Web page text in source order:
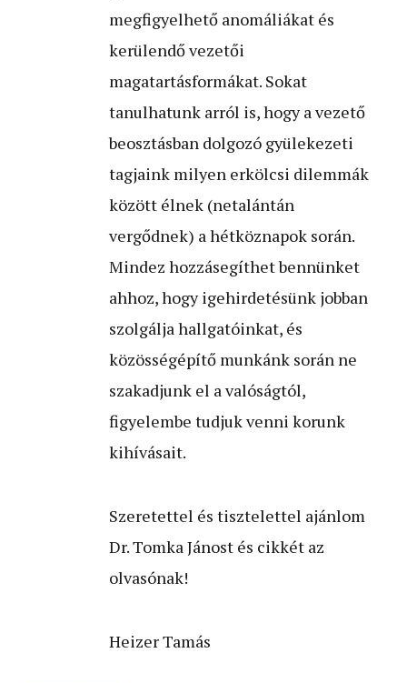
megfigyelhető anomáliákat és
kerülendő vezetői
magatartásformákat. Sokat
tanulhatunk arról is, hogy a vezető
beosztásban dolgozó gyülekezeti
tagjaink milyen erkölcsi dilemmák
között élnek (netalántán
vergődnek) a hétköznapok során.
Mindez hozzásegíthet bennünket
ahhoz, hogy igehirdetésünk jobban
szolgálja hallgatóinkat, és
közösségépítő munkánk során ne
szakadjunk el a valóságtól,
figyelembe tudjuk venni korunk
kihívásait.
Szeretettel és tisztelettel ajánlom
Dr. Tomka Jánost és cikkét az
olvasónak!
Heizer Tamás